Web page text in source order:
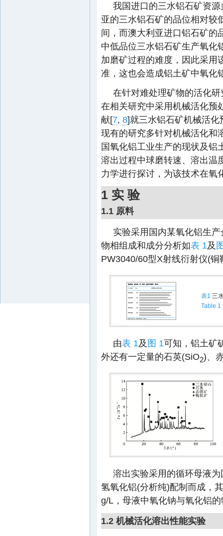
我国进口的三水铝石矿资
亚的三水铝石矿的品位相对较
间，而澳大利亚进口铝石矿的
中低品位三水铝石矿生产氧化
加磨矿过程的难度，因此采用
准，这也会造成铝土矿中氧化
在针对难处理矿物的活化
在相关研究中采用机械活化预
献[7, 8]就三水铝石矿机械活
现有的研究多针对机械活化和
国氧化铝工业生产的现状及铝
溶出过程中球磨转速、溶出温
力学进行探讨，为该技术在氧
1 实 验
1.1 原料
实验采用国内某氧化铝生
物相组成和成分分析如表 1及
PW3040/60型X射线衍射仪(铜
表1 三
Table 1
由表 1及 图 1可知，铝土矿
外还有一定量的石英(SiO2)、
溶出实验采用的循环母液
氢氧化铝(分析纯)配制而成，
g/L，母液中氧化钠与氧化铝
1.2 机械活化溶出性能实验